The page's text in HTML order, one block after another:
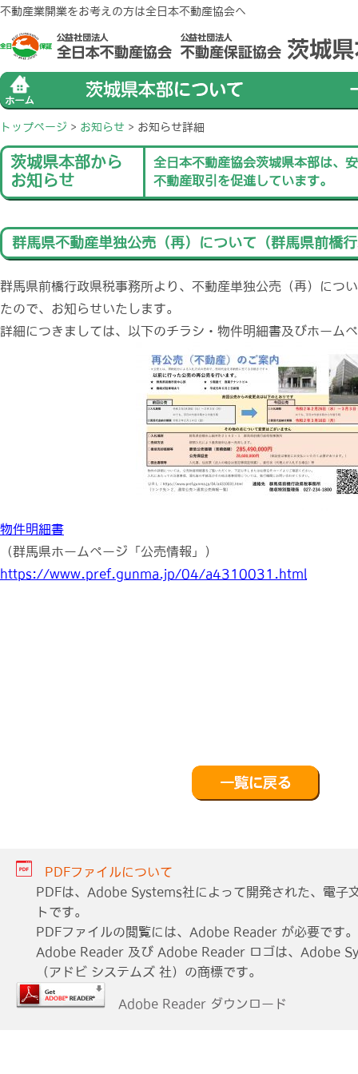
不動産業開業をお考えの方は全日本不動産協会へ
トップページ > お知らせ > お知らせ詳細
茨城県本部から
お知らせ
全日本不動産協会茨城県本部は、
不動産取引を促進しています。
群馬県不動産単独公売（再）について（群馬県前橋
群馬県前橋行政県税事務所より、不動産単独公売（再）につ
たので、お知らせいたします。
詳細につきましては、以下のチラシ・物件明細書及びホーム
物件明細書
（群馬県ホームページ「公売情報」）
https://www.pref.gunma.jp/04/a4310031.html
PDFファイルについて
PDFは、Adobe Systems社によって開発された、電子
トです。
PDFファイルの閲覧には、Adobe Reader が必要です。
Adobe Reader 及び Adobe Reader ロゴは、Adobe
（アドビ システムズ 社）の商標です。
Adobe Reader ダウンロード